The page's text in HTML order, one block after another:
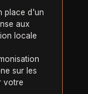
place d'un
aux
locale
sur les
votre